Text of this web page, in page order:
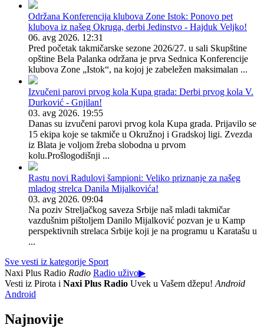
Održana Konferencija klubova Zone Istok: Ponovo pet
klubova iz našeg Okruga, derbi Jedinstvo - Hajduk Veljko!
06. avg 2026. 12:31
Pred početak takmičarske sezone 2026/27. u sali Skupštine
opštine Bela Palanka održana je prva Sednica Konferencije
klubova Zone „Istok“, na kojoj je zabeležen maksimalan ...
Izvučeni parovi prvog kola Kupa grada: Derbi prvog kola V.
Durković - Gnjilan!
03. avg 2026. 19:55
Danas su izvučeni parovi prvog kola Kupa grada. Prijavilo se
15 ekipa koje se takmiče u Okružnoj i Gradskoj ligi. Zvezda
iz Blata je voljom žreba slobodna u prvom
kolu.Prošlogodišnji ...
Rastu novi Radulovi šampioni: Veliko priznanje za našeg
mladog strelca Danila Mijalkovića!
03. avg 2026. 09:04
Na poziv Streljačkog saveza Srbije naš mladi takmičar
vazdušnim pištoljem Danilo Mijalković pozvan je u Kamp
perspektivnih strelaca Srbije koji je na programu u Karatašu u
...
Sve vesti iz kategorije Sport
Naxi Plus Radio Radio Radio uživo▶
Vesti iz Pirota i Naxi Plus Radio Uvek u Vašem džepu! Android
Android
Najnovije